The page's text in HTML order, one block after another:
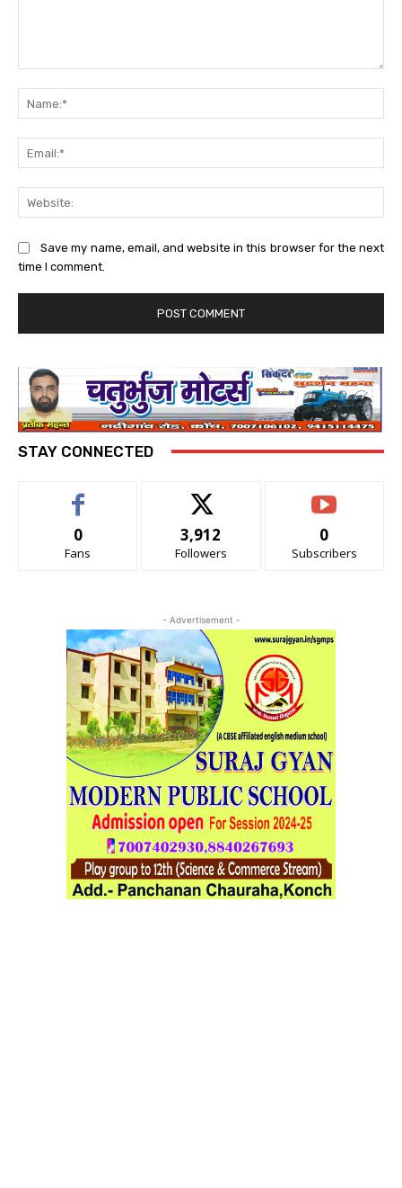
Save my name, email, and website in this browser for the next
time I comment.
STAY CONNECTED
0
Fans
3,912
Followers
0
Subscribers
- Advertisement -